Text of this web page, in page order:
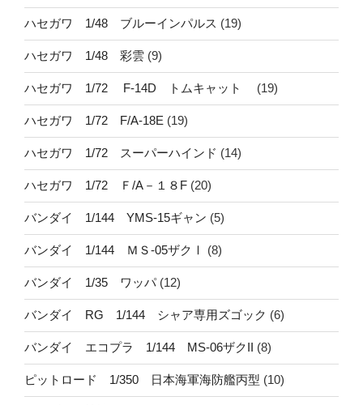
ハセガワ 1/48 ブルーインパルス (19)
ハセガワ 1/48 彩雲 (9)
ハセガワ 1/72 F-14D トムキャット (19)
ハセガワ 1/72 F/A-18E (19)
ハセガワ 1/72 スーパーハインド (14)
ハセガワ 1/72 Ｆ/A－１８F (20)
バンダイ 1/144 YMS-15ギャン (5)
バンダイ 1/144 ＭＳ-05ザクⅠ (8)
バンダイ 1/35 ワッパ(12)
バンダイ RG 1/144 シャア専用ズゴック (6)
バンダイ エコプラ 1/144 MS-06ザクII (8)
ピットロード 1/350 日本海軍海防艦丙型 (10)